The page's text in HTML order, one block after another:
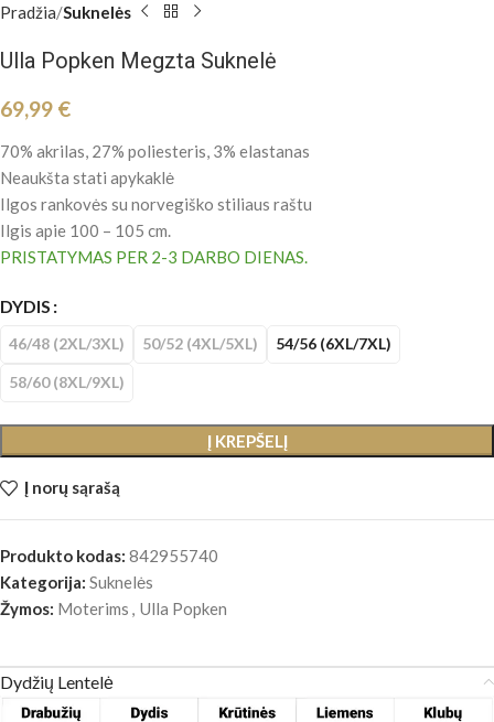
Pradžia Suknelės
Ulla Popken Megzta Suknelė
69,99 €
70% akrilas, 27% poliesteris, 3% elastanas
Neaukšta stati apykaklė
Ilgos rankovės su norvegiško stiliaus raštu
Ilgis apie 100 – 105 cm.
PRISTATYMAS PER 2-3 DARBO DIENAS.
DYDIS
46/48 (2XL/3XL) 50/52 (4XL/5XL) 54/56 (6XL/7XL)
58/60 (8XL/9XL)
Į KREPŠELĮ
Į norų sąrašą
Produkto kodas: 842955740
Kategorija: Suknelės
Žymos: Moterims Ulla Popken
Dydžių Lentelė